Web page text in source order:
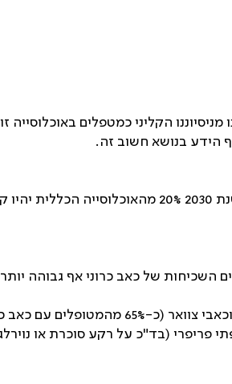
הקליני כמטפלים
הידע בנושא חשוב זה.‏